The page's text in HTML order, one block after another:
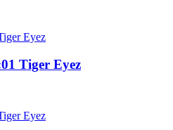
Tiger Eyez